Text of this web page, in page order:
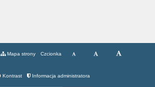
Mapa strony Czcionka
Kontrast Informacja administratora